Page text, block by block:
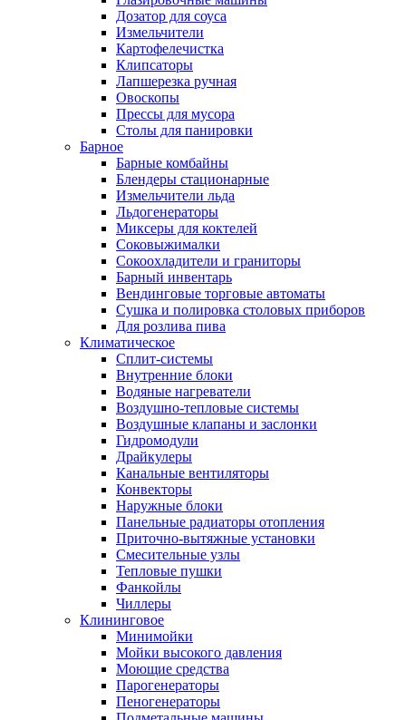
Дозатор для соуса
Измельчители
Картофелечистка
Клипсаторы
Лапшерезка ручная
Овоскопы
Прессы для мусора
Столы для панировки
Барное
Барные комбайны
Блендеры стационарные
Измельчители льда
Льдогенераторы
Миксеры для коктелей
Соковыжималки
Сокоохладители и граниторы
Барный инвентарь
Вендинговые торговые автоматы
Сушка и полировка столовых приборов
Для розлива пива
Климатическое
Сплит-системы
Внутренние блоки
Водяные нагреватели
Воздушно-тепловые системы
Воздушные клапаны и заслонки
Гидромодули
Драйкулеры
Канальные вентиляторы
Конвекторы
Наружные блоки
Панельные радиаторы отопления
Приточно-вытяжные установки
Смесительные узлы
Тепловые пушки
Фанкойлы
Чиллеры
Клининговое
Минимойки
Мойки высокого давления
Моющие средства
Парогенераторы
Пеногенераторы